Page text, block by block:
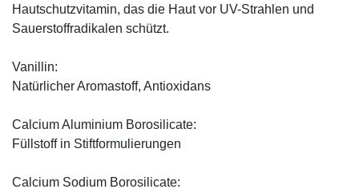
Hautschutzvitamin, das die Haut vor UV-Strahlen und
Sauerstoffradikalen schützt.
Vanillin:
Natürlicher Aromastoff, Antioxidans
Calcium Aluminium Borosilicate:
Füllstoff in Stiftformulierungen
Calcium Sodium Borosilicate: